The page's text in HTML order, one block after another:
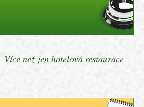
Více než jen hotelová restaurace